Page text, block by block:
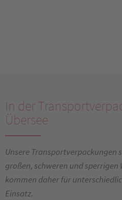
In der
Übersee
Unsere Transportverpackungen
großen, schweren und
kommen daher für
Einsatz.